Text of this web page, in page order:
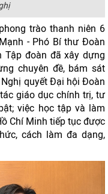
trào thanh niên 6
- Phó Bí thư Đoàn
Tập đoàn đã xây dựng
chuyên đề, bám sát
quyết Đại hội Đoàn
giáo dục chính trị, tư
việc học tập và làm
Chí Minh tiếp tục được
cách làm đa dạng,